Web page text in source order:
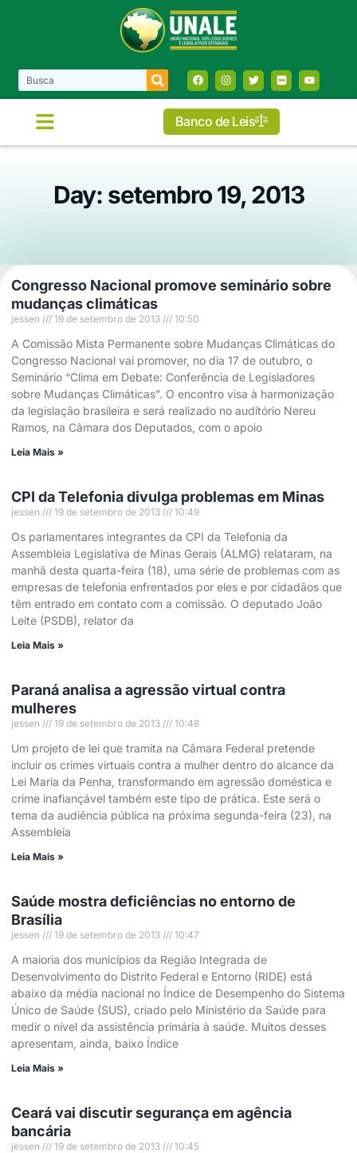
Banco de Leis
Day: setembro 19, 2013
Congresso Nacional promove seminário sobre
mudanças climáticas
jessen 19 de setembro de 2013 10:50
A Comissão Mista Permanente sobre Mudanças Climáticas do
Congresso Nacional vai promover, no dia 17 de outubro, o
Seminário “Clima em Debate: Conferência de Legisladores
sobre Mudanças Climáticas”. O encontro visa à harmonização
da legislação brasileira e será realizado no auditório Nereu
Ramos, na Câmara dos Deputados, com o apoio
Leia Mais »
CPI da Telefonia divulga problemas em Minas
jessen 19 de setembro de 2013 10:49
Os parlamentares integrantes da CPI da Telefonia da
Assembleia Legislativa de Minas Gerais (ALMG) relataram, na
manhã desta quarta-feira (18), uma série de problemas com as
empresas de telefonia enfrentados por eles e por cidadãos que
têm entrado em contato com a comissão. O deputado João
Leite (PSDB), relator da
Leia Mais »
Paraná analisa a agressão virtual contra
mulheres
jessen 19 de setembro de 2013 10:48
Um projeto de lei que tramita na Câmara Federal pretende
incluir os crimes virtuais contra a mulher dentro do alcance da
Lei Maria da Penha, transformando em agressão doméstica e
crime inafiançável também este tipo de prática. Este será o
tema da audiência pública na próxima segunda-feira (23), na
Assembleia
Leia Mais »
Saúde mostra deficiências no entorno de
Brasília
jessen 19 de setembro de 2013 10:47
A maioria dos municípios da Região Integrada de
Desenvolvimento do Distrito Federal e Entorno (RIDE) está
abaixo da média nacional no Índice de Desempenho do Sistema
Único de Saúde (SUS), criado pelo Ministério da Saúde para
medir o nível da assistência primária à saúde. Muitos desses
apresentam, ainda, baixo Índice
Leia Mais »
Ceará vai discutir segurança em agência
bancária
jessen 19 de setembro de 2013 10:45